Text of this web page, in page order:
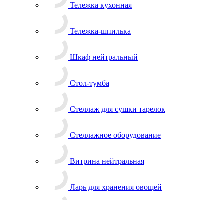
посудомоечных машин
Столы кондитерские
Столы разделочные
бак мусорный